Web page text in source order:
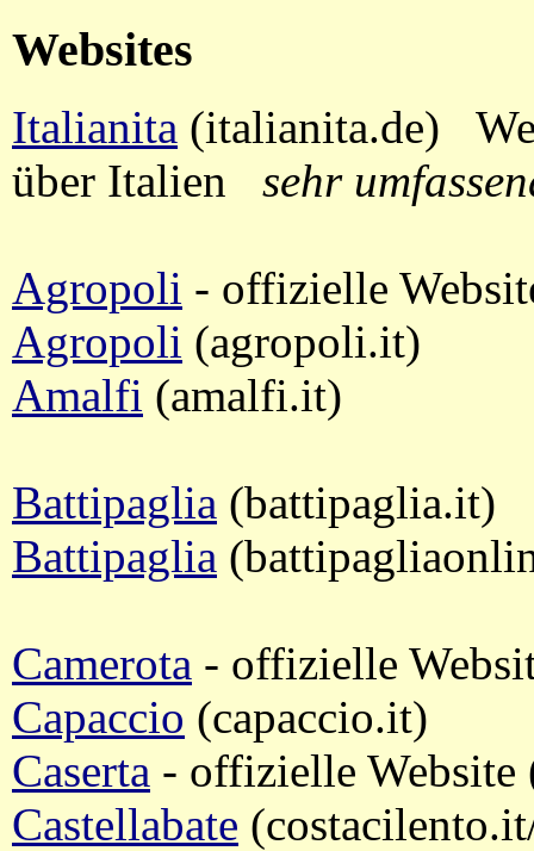
Websites
Italianita (italianita.de)
über Italien sehr
Agropoli - offizielle
Agropoli (agropoli.it)
Amalfi (amalfi.it)
Battipaglia (battipaglia.it)
Battipaglia
Camerota - offizielle
Capaccio (capaccio.it)
Caserta - offizielle Website
Castellabate